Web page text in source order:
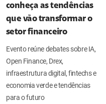
conheça as tendências
que vão transformar o
setor financeiro
Evento reúne debates sobre IA,
Open Finance, Drex,
infraestrutura digital, fintechs e
economia verde e tendências
para o futuro